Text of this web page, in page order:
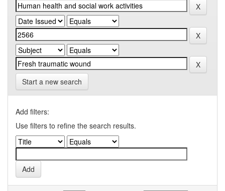
Start a new search
Add filters:
Use filters to refine the search results.